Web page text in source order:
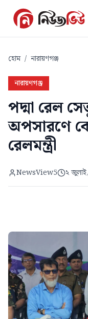
হোম / নারায়ণগঞ্জ
নারায়ণগঞ্জ
পদ্মা রেল
অপসারণে
রেলমন্ত্রী
NewsView5 ২